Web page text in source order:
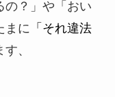
の？」や「おい
まに 「それ違法
、